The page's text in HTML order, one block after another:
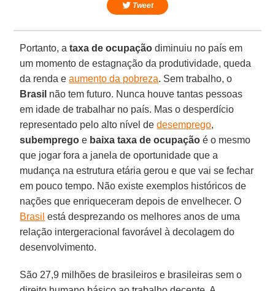
Tweet
Portanto, ataxa de ocupação diminuiu no país em
um momento de estagnação da produtividade, queda
da renda eaumento da pobreza. Sem trabalho, o
Brasil não tem futuro. Nunca houve tantas pessoas
em idade de trabalhar no país. Mas o desperdício
representado pelo alto nível dedesemprego,
subemprego e baixa taxa de ocupação é o mesmo
que jogar fora a janela de oportunidade que a
mudança na estrutura etária gerou e que vai se fechar
em pouco tempo. Não existe exemplos históricos de
nações que enriqueceram depois de envelhecer. O
Brasil está desprezando os melhores anos de uma
relação intergeracional favorável à decolagem do
desenvolvimento.
São 27,9 milhões de brasileiros e brasileiras sem o